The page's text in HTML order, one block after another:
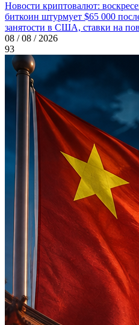
Новости криптовалют:
биткоин штурмует $65 000
занятости в США, ставки на
08 / 08 / 2026
93